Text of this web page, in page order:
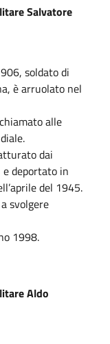
Salvatore
soldato di
è arruolato nel
alle
dai
deportato in
del 1945.
svolgere
1998.
Aldo